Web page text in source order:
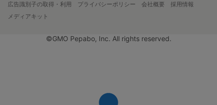
広告識別子の取得・利用
プライバシーポリシー 会社概要
採用情報
メディアキット
©GMO Pepabo, Inc. All rights reserved.